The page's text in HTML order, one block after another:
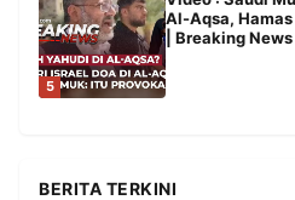
5
Al-Aqsa,
| Breaking News
BERITA TERKINI